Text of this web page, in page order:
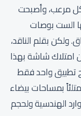
مرعب، وأصبحت
الست بوصات
بقلم الناقد،
امتلاك شاشة بهذا
تطبيق واحد فقط
بمساحات بيضاء
الهندسية ولحجم